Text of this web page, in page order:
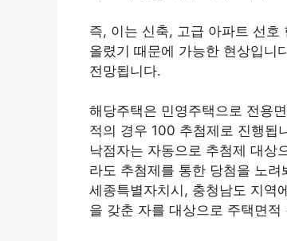
즉, 이는 신축, 고급 아파트 선호
올렸기 때문에 가능한 현상입니
전망됩니다.
해당주택은 민영주택으로 전용
적의 경우 100 추첨제로 진행됩
낙점자는 자동으로 추첨제 대상
라도 추첨제를 통한 당첨을 노
세종특별자치시, 충청남도 지역
을 갖춘 자를 대상으로 주택면